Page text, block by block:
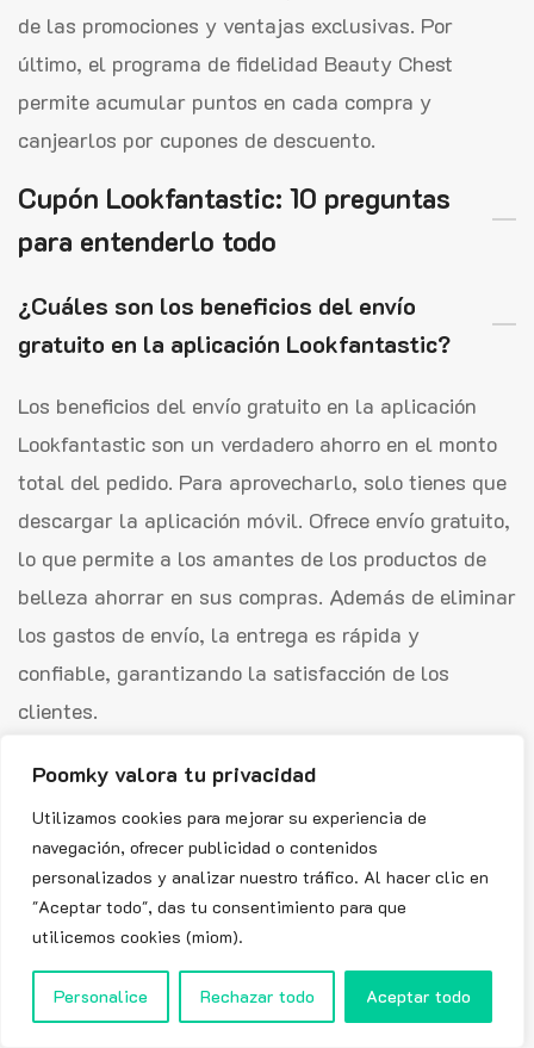
Poomky valora tu privacidad
Utilizamos cookies para mejorar su experiencia de
navegación, ofrecer publicidad o contenidos
personalizados y analizar nuestro tráfico. Al hacer clic en
"Aceptar todo", das tu consentimiento para que
utilicemos cookies (miom).
Personalice Rechazar todo Aceptar todo
de las promociones y ventajas exclusivas. Por
último, el programa de fidelidad Beauty Chest
permite acumular puntos en cada compra y
canjearlos por cupones de descuento.
Cupón Lookfantastic: 10 preguntas
para entenderlo todo
¿Cuáles son los beneficios del envío
gratuito en la aplicación Lookfantastic?
Los beneficios del envío gratuito en la aplicación
Lookfantastic son un verdadero ahorro en el monto
total del pedido. Para aprovecharlo, solo tienes que
descargar la aplicación móvil. Ofrece envío gratuito,
lo que permite a los amantes de los productos de
belleza ahorrar en sus compras. Además de eliminar
los gastos de envío, la entrega es rápida y
confiable, garantizando la satisfacción de los
clientes.
La aplicación también facilita la navegación entre
especiales como el Calendario de Adviento y la
Caja de Belleza.
También es posible utilizar un código de descuento
Lookfantastic en la aplicación móvil. Al utilizar el
código de descuento Lookfanastic válido en este